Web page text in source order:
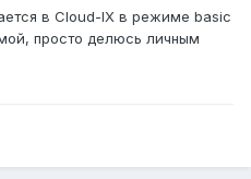
в Cloud-IX в режиме basic
просто делюсь личным